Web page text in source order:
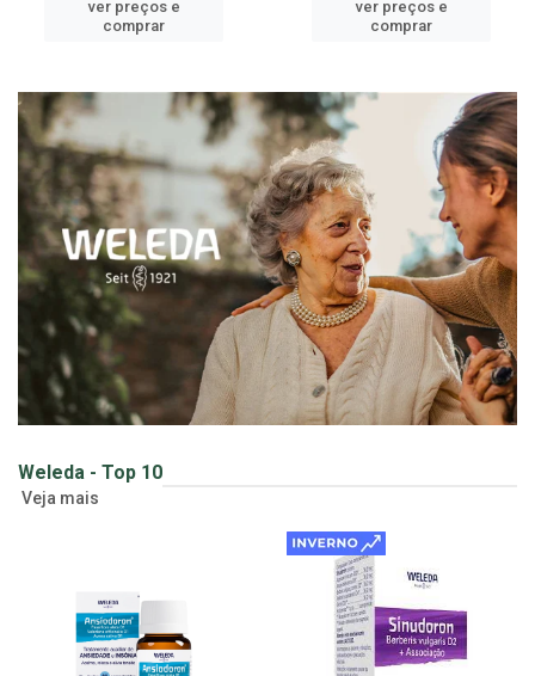
cadastre-se para
ver preços e
cadastre-se para
ver preços e
Weleda - Top 10
Veja mais